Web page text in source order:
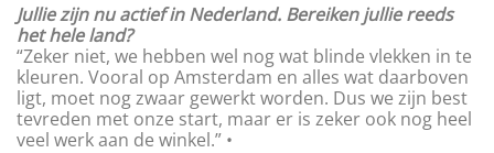
Jullie zijn nu actief in Nederland. Bereiken jullie reeds
het hele land?
“Zeker niet, we hebben wel nog wat blinde vlekken in te
kleuren. Vooral op Amsterdam en alles wat daarboven
ligt, moet nog zwaar gewerkt worden. Dus we zijn best
tevreden met onze start, maar er is zeker ook nog heel
veel werk aan de winkel.” •